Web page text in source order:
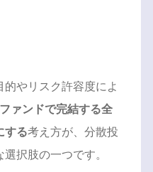
的やリスク許容度によ
ァンドで完結する全
する考え方が、分散投
択肢の一つです。